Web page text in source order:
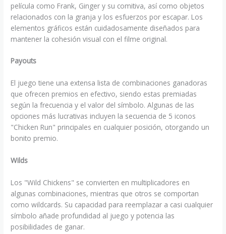
película como Frank, Ginger y su comitiva, así como objetos
relacionados con la granja y los esfuerzos por escapar. Los
elementos gráficos están cuidadosamente diseñados para
mantener la cohesión visual con el filme original.
Payouts
El juego tiene una extensa lista de combinaciones ganadoras
que ofrecen premios en efectivo, siendo estas premiadas
según la frecuencia y el valor del símbolo. Algunas de las
opciones más lucrativas incluyen la secuencia de 5 iconos
"Chicken Run" principales en cualquier posición, otorgando un
bonito premio.
Wilds
Los "Wild Chickens" se convierten en multiplicadores en
algunas combinaciones, mientras que otros se comportan
como wildcards. Su capacidad para reemplazar a casi cualquier
símbolo añade profundidad al juego y potencia las
posibilidades de ganar.